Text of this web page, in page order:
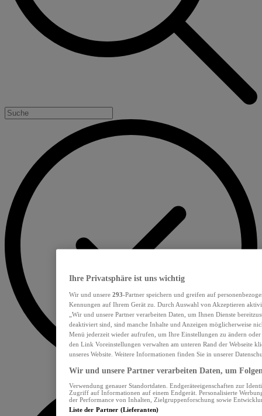
Ihre Privatsphäre ist uns wichtig
Wir und unsere 293-Partner speichern und greifen auf
Kennungen auf Ihrem Gerät zu. Durch Auswahl von Akzeptieren
„Wir und unsere Partner verarbeiten Daten, um Ihnen Dienste
deaktiviert sind, sind manche Inhalte und Anzeigen möglicherweise
Menü jederzeit wieder aufrufen, um Ihre Einstellungen zu ändern
den Link Voreinstellungen verwalten am unteren Rand der Webseite
unseres Website. Weitere Informationen finden Sie in unserer
Wir und unsere Partner verarbeiten Daten, um
Verwendung genauer Standortdaten. Endgeräteeigenschaften zur
Zugriff auf Informationen auf einem Endgerät. Personalisierte
der Performance von Inhalten, Zielgruppenforschung sowie
Liste der Partner (Lieferanten)